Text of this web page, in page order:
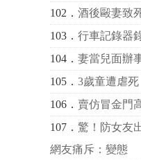
102．酒後毆妻致
103．行車記錄器
104．妻當兒面辦
105．3歲童遭虐
106． 賣仿冒金門
107．驚！防女友
網友痛斥：變態